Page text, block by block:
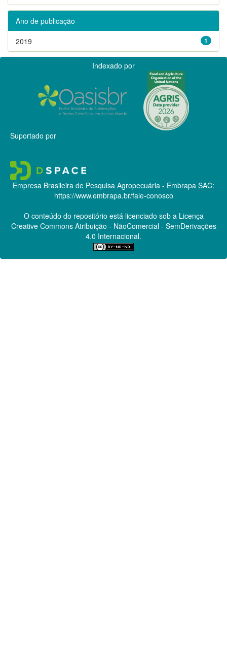
Ano de publicação
1
2019
Indexado por
Suportado por
Empresa Brasileira de Pesquisa Agropecuária - Embrapa SAC:
https://www.embrapa.br/fale-conosco
O conteúdo do repositório está licenciado sob a Licença
Creative CommonsAtribuição - NãoComercial - SemDerivações
4.0 Internacional.